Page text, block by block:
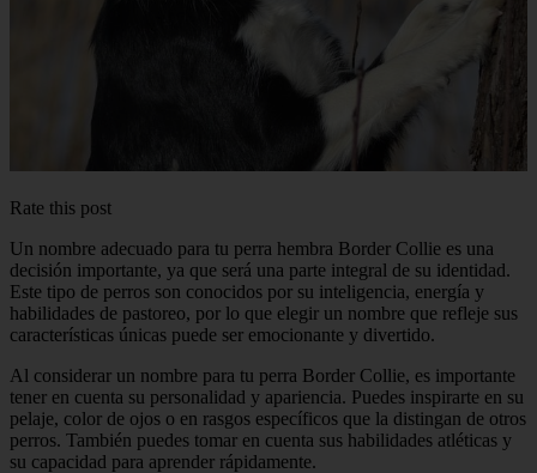
Rate this post
Un nombre adecuado para tu perra hembra Border Collie es una
decisión importante, ya que será una parte integral de su identidad.
Este tipo de perros son conocidos por su inteligencia, energía y
habilidades de pastoreo, por lo que elegir un nombre que refleje sus
características únicas puede ser emocionante y divertido.
Al considerar un nombre para tu perra Border Collie, es importante
tener en cuenta su personalidad y apariencia. Puedes inspirarte en su
pelaje, color de ojos o en rasgos específicos que la distingan de otros
perros. También puedes tomar en cuenta sus habilidades atléticas y
su capacidad para aprender rápidamente.